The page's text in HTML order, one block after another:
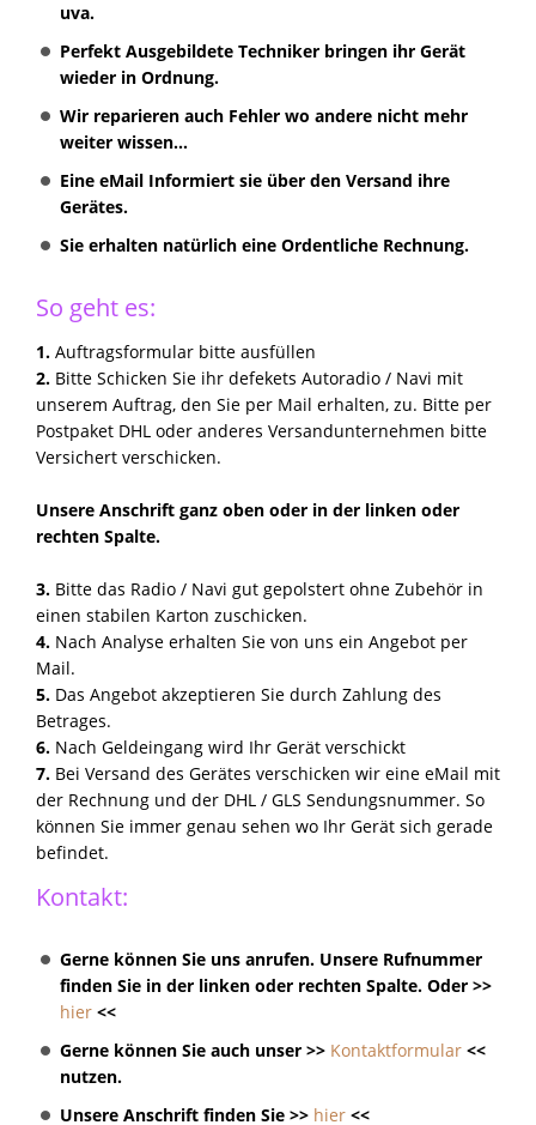
uva.
Perfekt Ausgebildete Techniker bringen ihr Gerät
wieder in Ordnung.
Wir reparieren auch Fehler wo andere nicht mehr
weiter wissen...
Eine eMail Informiert sie über den Versand ihre
Gerätes.
Sie erhalten natürlich eine Ordentliche Rechnung.
So geht es:
1. Auftragsformular bitte ausfüllen
2. Bitte Schicken Sie ihr defekets Autoradio / Navi mit
unserem Auftrag, den Sie per Mail erhalten, zu. Bitte per
Postpaket DHL oder anderes Versandunternehmen bitte
Versichert verschicken.
Unsere Anschrift ganz oben oder in der linken oder
rechten Spalte.
3. Bitte das Radio / Navi gut gepolstert ohne Zubehör in
einen stabilen Karton zuschicken.
4. Nach Analyse erhalten Sie von uns ein Angebot per
Mail.
5. Das Angebot akzeptieren Sie durch Zahlung des
Betrages.
6. Nach Geldeingang wird Ihr Gerät verschickt
7. Bei Versand des Gerätes verschicken wir eine eMail mit
der Rechnung und der DHL / GLS Sendungsnummer. So
können Sie immer genau sehen wo Ihr Gerät sich gerade
befindet.
Kontakt:
Gerne können Sie uns anrufen. Unsere Rufnummer
finden Sie in der linken oder rechten Spalte. Oder >>
hier <<
Gerne können Sie auch unser >> Kontaktformular <<
nutzen.
Unsere Anschrift finden Sie >> hier <<